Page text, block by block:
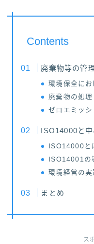
Contents
廃棄物等の管
環境保全に
廃棄物の処
ゼロエミッ
ISO14000と
ISO14000
ISO14001の
環境経営の
まとめ
ス